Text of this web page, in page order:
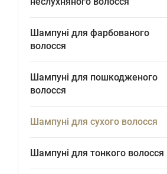
Шампуні для фарбованого
волосся
Шампуні для пошкодженого
волосся
Шампуні для сухого волосся
Шампуні для тонкого волосся